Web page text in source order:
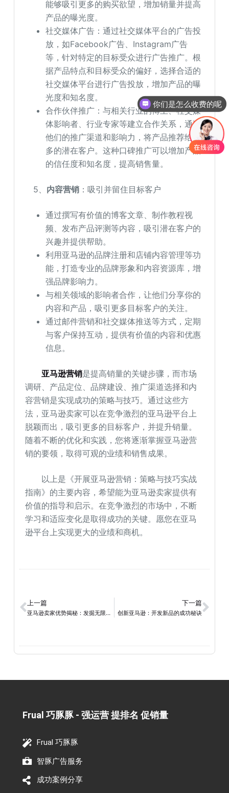
能够吸引更多的购买欲望，增加销量并提高
产品的曝光度。
社交媒体广告：通过社交媒体平台的广告投
放，如Facebook广告、Instagram广告
等，针对特定的目标受众进行广告推广。根
据产品特点和目标受众的偏好，选择合适的
社交媒体平台进行广告投放，增加产品的曝
光度和知名度。
合作伙伴推广：与相关行业的博主、社交媒
体影响者、行业专家等建立合作关系，通过
他们的推广渠道和影响力，将产品推荐给更
多的潜在客户。这种口碑推广可以增加产品
的信任度和知名度，提高销售量。
5、 内容营销 ：吸引并留住目标客户
通过撰写有价值的博客文章、制作教程视
频、发布产品评测等内容，吸引潜在客户的
兴趣并提供帮助。
利用亚马逊的品牌注册和店铺内容管理等功
能，打造专业的品牌形象和内容资源库，增
强品牌影响力。
与相关领域的影响者合作，让他们分享你的
内容和产品，吸引更多目标客户的关注。
通过邮件营销和社交媒体推送等方式，定期
与客户保持互动，提供有价值的内容和优惠
信息。
亚马逊营销是提高销量的关键步骤，而市场
调研、产品定位、品牌建设、推广渠道选择和内
容营销是实现成功的策略与技巧。通过这些方
法，亚马逊卖家可以在竞争激烈的亚马逊平台上
脱颖而出，吸引更多的目标客户，并提升销量。
随着不断的优化和实践，您将逐渐掌握亚马逊营
销的要领，取得可观的业绩和销售成果。
以上是《开展亚马逊营销：策略与技巧实战
指南》的主要内容，希望能为亚马逊卖家提供有
价值的指导和启示。在竞争激烈的市场中，不断
学习和适应变化是取得成功的关键。愿您在亚马
逊平台上实现更大的业绩和商机。
上一篇
亚马逊卖家优势揭秘：发掘无限商机的关键
下一篇
创新亚马逊：开发新品的成功秘诀
Frual 巧豚豚 - 强运营 提排名 促销量​
Frual 巧豚豚
智豚广告服务
成功案例分享
你们是怎么收费的呢
现在有优惠活动吗